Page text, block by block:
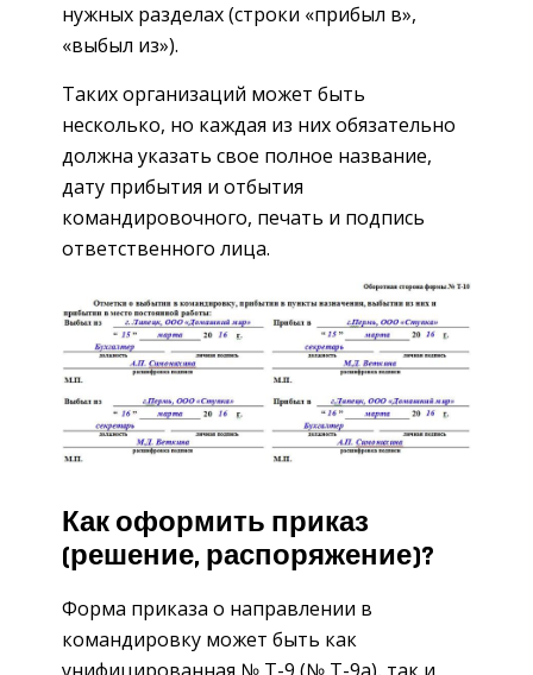
нужных разделах (строки «прибыл в»,
«выбыл из»).
Таких организаций может быть
несколько, но каждая из них обязательно
должна указать свое полное название,
дату прибытия и отбытия
командировочного, печать и подпись
ответственного лица.
Как оформить приказ
(решение, распоряжение)?
Форма приказа о направлении в
командировку может быть как